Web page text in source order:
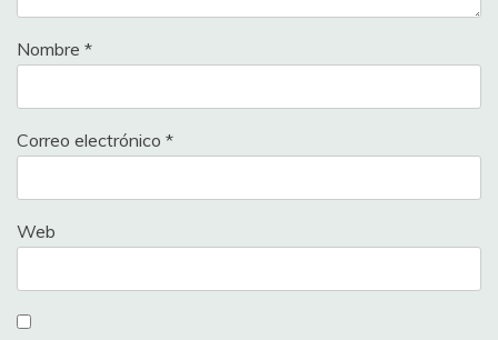
Nombre *
Correo electrónico *
Web